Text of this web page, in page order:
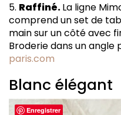
5. Raffiné.La ligne
comprend un set de
main sur un côté avec
Broderie dans un angle
paris.com
Blanc élégant
Enregistrer